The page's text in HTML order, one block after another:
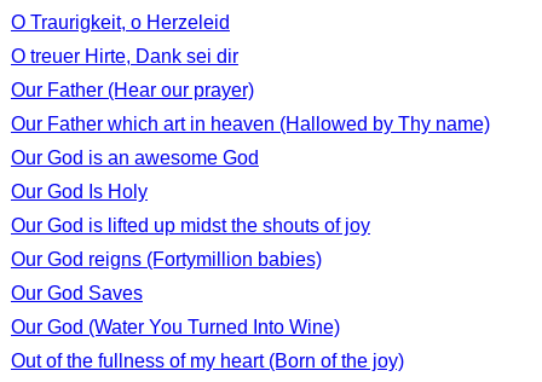
O Traurigkeit, o Herzeleid
O treuer Hirte, Dank sei dir
Our Father (Hear our prayer)
Our Father which art in heaven (Hallowed by Thy name)
Our God is an awesome God
Our God Is Holy
Our God is lifted up midst the shouts of joy
Our God reigns (Fortymillion babies)
Our God Saves
Our God (Water You Turned Into Wine)
Out of the fullness of my heart (Born of the joy)